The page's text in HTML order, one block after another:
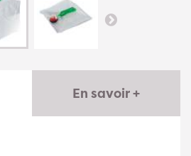
En savoir +